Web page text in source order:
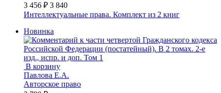
3 456 ₽ 3 840
Интеллектуальные права. Комплект из 2 книг
Новинка
В корзину
Павлова Е.А.
Авторское право